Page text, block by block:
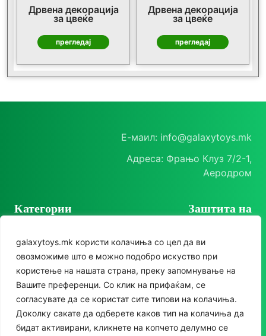
galaxytoys.mk користи колачиња со цел да ви
овозможиме што е можно подобро искуство при
користење на нашата страна, преку запомнување на
Вашите преференци. Со клик на прифаќам, се
согласувате да се користат сите типови на колачиња.
Доколку сакате да одберете каков тип на колачиња да
бидат активирани, кликнете на копчето делумно се
Дрвена декорација
за цвеќе
прегледај
Дрвена декорација
за цвеќе
прегледај
Е-маил: info@galaxytoys.mk
Адреса: Фрањо Клуз 7/2-1,
Аеродром
Категории
Сезонска опрема
Друштвени игри
За двор
Едукативни
Заштита на
Политика на
приватност
Политика за колачиња
Следете нè
Instagram
Facebook